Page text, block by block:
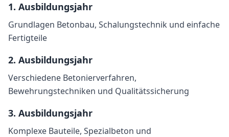
1. Ausbildungsjahr
Grundlagen Betonbau, Schalungstechnik und einfache
Fertigteile
2. Ausbildungsjahr
Verschiedene Betonierverfahren,
Bewehrungstechniken und Qualitätssicherung
3. Ausbildungsjahr
Komplexe Bauteile, Spezialbeton und